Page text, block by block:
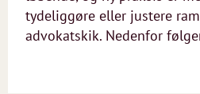
tydeliggøre eller justere
advokatskik. Nedenfor